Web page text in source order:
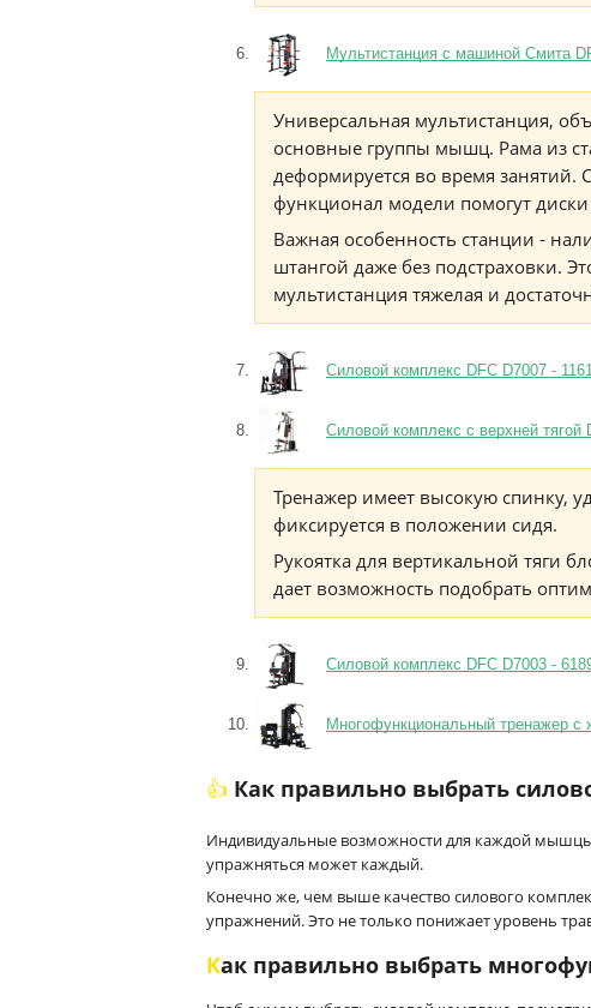
Мультистанция с машиной Смита
Универсальная мультистанция,
основные группы мышц. Рама из
деформируется во время занятий.
функционал модели помогут
Важная особенность станции -
штангой даже без подстраховки.
мультистанция тяжелая и
Силовой комплекс DFC D7007 -
Силовой комплекс с верхней тягой
Тренажер имеет высокую спинку,
фиксируется в положении сидя.
Рукоятка для вертикальной тяги
дает возможность подобрать
Силовой комплекс DFC D7003 -
Многофункциональный тренажер с
👍 Как правильно выбрать
Индивидуальные возможности для каждой
упражняться может каждый.
Конечно же, чем выше качество силового
упражнений. Это не только понижает уровень
Как правильно выбрать